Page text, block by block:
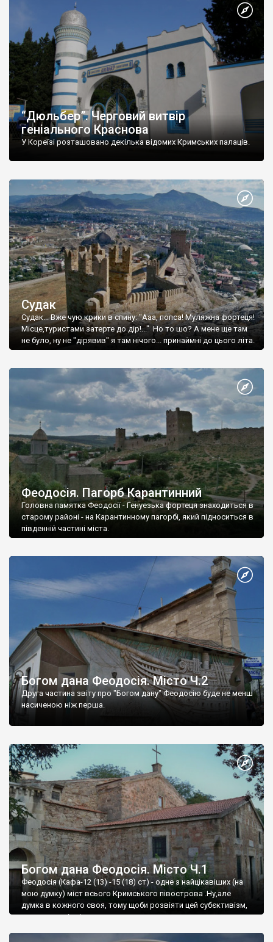
“Дюльбер”. Черговий витвір
геніального Краснова
У Кореїзі розташовано декілька відомих Кримських палаців.
Судак
Судак... Вже чую крики в спину: "Ааа, попса! Муляжна фортеця!
Місце,туристами затерте до дір!..." Но то шо? А мене ще там
не було, ну не "дірявив" я там нічого... принаймні до цього літа.
Феодосія. Пагорб Карантинний
Головна памятка Феодосії - Генуезька фортеця знаходиться в
старому районі - на Карантинному пагорбі, який підноситься в
південній частині міста.
Богом дана Феодосія. Місто Ч.2
Друга частина звіту про "Богом дану" Феодосію буде не менш
насиченою ніж перша.
Богом дана Феодосія. Місто Ч.1
Феодосія (Кафа-12 (13) -15 (18) ст) - одне з найцікавіших (на
мою думку) міст всього Кримського півострова .Ну,але
думка в кожного своя, тому щоби розвіяти цей субєктивізм,
запрошую відвідати це